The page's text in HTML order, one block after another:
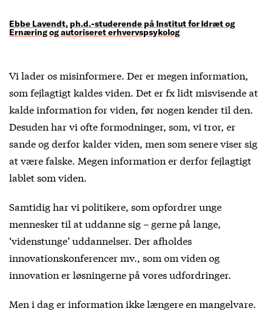
Ebbe Lavendt, ph.d.-studerende på Institut for Idræt og
Ernæring og autoriseret erhvervspsykolog
Vi lader os misinformere. Der er megen information,
som fejlagtigt kaldes viden. Det er fx lidt misvisende at
kalde information for viden, før nogen kender til den.
Desuden har vi ofte formodninger, som, vi tror, er
sande og derfor kalder viden, men som senere viser sig
at være falske. Megen information er derfor fejlagtigt
lablet som viden.
Samtidig har vi politikere, som opfordrer unge
mennesker til at uddanne sig – gerne på lange,
‘videnstunge’ uddannelser. Der afholdes
innovationskonferencer mv., som om viden og
innovation er løsningerne på vores udfordringer.
Men i dag er information ikke længere en mangelvare.